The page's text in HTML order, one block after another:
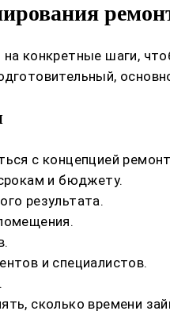
конкретные шаги,
с концепцией
и бюджету.
результата.
и специалистов.
сколько времени